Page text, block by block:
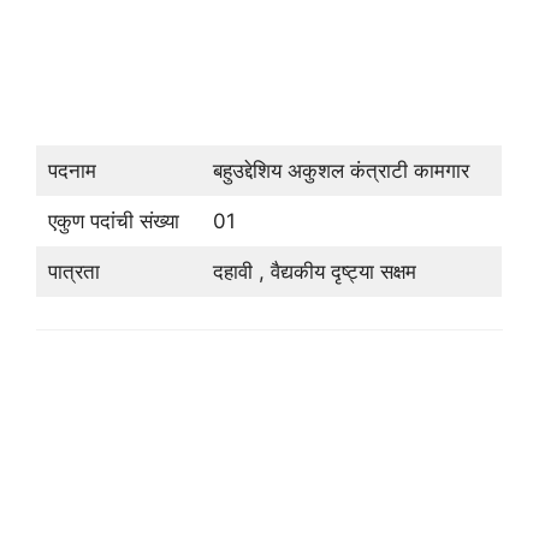
पदनाम बहुउद्देशिय अकुशल कंत्राटी कामगार
एकुण पदांची संख्या 01
पात्रता दहावी , वैद्यकीय दृष्ट्या सक्षम